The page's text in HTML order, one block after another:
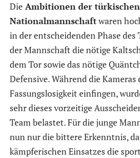
Die Ambitionen der türkischen
Nationalmannschaftwaren
in der entscheidenden Phase
der Mannschaft die nötige
dem Tor sowie das nötige
Defensive. Während die Kameras
Fassungslosigkeit einfingen,
sehr dieses vorzeitige
Team belastet. Für die junge
nun nur die bittere Erkenntnis,
kämpferischen Einsatzes die